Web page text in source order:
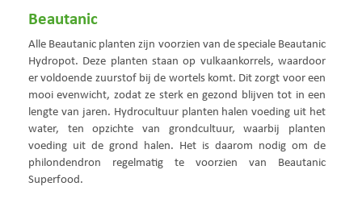
Beautanic
Alle Beautanic planten zijn voorzien van de speciale Beautanic
Hydropot. Deze planten staan op vulkaankorrels, waardoor
er voldoende zuurstof bij de wortels komt. Dit zorgt voor een
mooi evenwicht, zodat ze sterk en gezond blijven tot in een
lengte van jaren. Hydrocultuur planten halen voeding uit het
water, ten opzichte van grondcultuur, waarbij planten
voeding uit de grond halen. Het is daarom nodig om de
philondendron regelmatig te voorzien van Beautanic
Superfood.